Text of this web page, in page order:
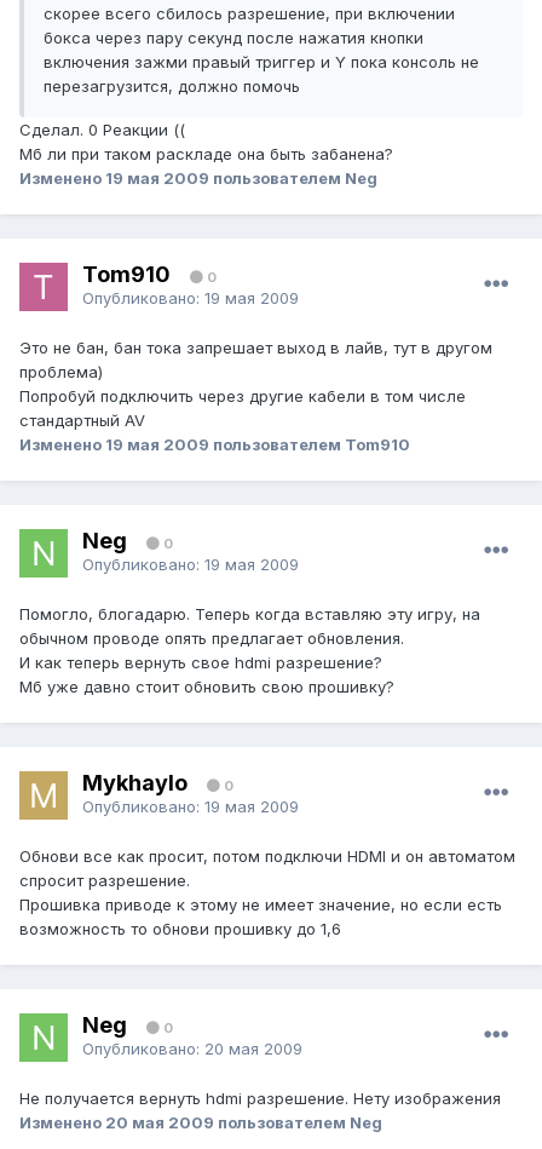
скорее всего сбилось разрешение, при включении
бокса через пару секунд после нажатия кнопки
включения зажми правый триггер и Y пока консоль не
перезагрузится, должно помочь
Сделал. 0 Реакции ((
Мб ли при таком раскладе она быть забанена?
Изменено 19 мая 2009 пользователем Neg
Tom910 0
Опубликовано: 19 мая 2009
Это не бан, бан тока запрешает выход в лайв, тут в другом
проблема)
Попробуй подключить через другие кабели в том числе
стандартный AV
Изменено 19 мая 2009 пользователем Tom910
Neg 0
Опубликовано: 19 мая 2009
Помогло, блогадарю. Теперь когда вставляю эту игру, на
обычном проводе опять предлагает обновления.
И как теперь вернуть свое hdmi разрешение?
Мб уже давно стоит обновить свою прошивку?
Mykhaylo 0
Опубликовано: 19 мая 2009
Обнови все как просит, потом подключи HDMI и он автоматом
спросит разрешение.
Прошивка приводе к этому не имеет значение, но если есть
возможность то обнови прошивку до 1,6
Neg 0
Опубликовано: 20 мая 2009
Не получается вернуть hdmi разрешение. Нету изображения
Изменено 20 мая 2009 пользователем Neg